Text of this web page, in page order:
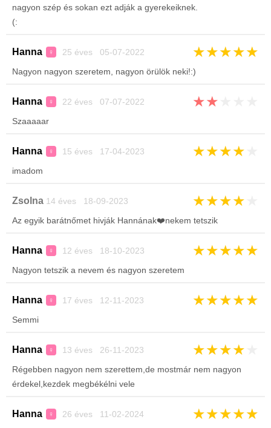
nagyon szép és sokan ezt adják a gyerekeiknek.
(:
Hanna ♀ 25 éves 05-07-2022 ★★★★★
Nagyon nagyon szeretem, nagyon örülök neki!:)
Hanna ♀ 22 éves 07-07-2022 ★★
Szaaaaar
Hanna ♀ 15 éves 17-04-2023 ★★★★
imadom
Zsolna 14 éves 18-09-2023 ★★★★
Az egyik barátnőmet hivják Hannának❤️nekem tetszik
Hanna ♀ 12 éves 18-10-2023 ★★★★★
Nagyon tetszik a nevem és nagyon szeretem
Hanna ♀ 17 éves 12-11-2023 ★★★★★
Semmi
Hanna ♀ 13 éves 26-11-2023 ★★★★
Régebben nagyon nem szerettem,de mostmár nem nagyon
érdekel,kezdek megbékélni vele
Hanna ♀ 26 éves 11-02-2024 ★★★★★